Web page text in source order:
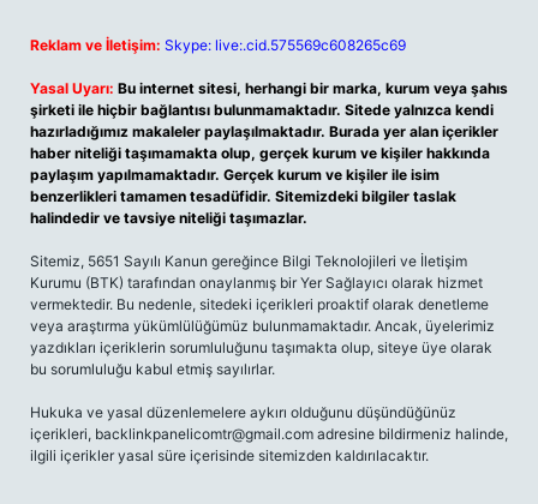
Reklam ve İletişim: Skype: live:.cid.575569c608265c69
Yasal Uyarı: Bu internet sitesi, herhangi bir marka, kurum veya şahıs
şirketi ile hiçbir bağlantısı bulunmamaktadır. Sitede yalnızca kendi
hazırladığımız makaleler paylaşılmaktadır. Burada yer alan içerikler
haber niteliği taşımamakta olup, gerçek kurum ve kişiler hakkında
paylaşım yapılmamaktadır. Gerçek kurum ve kişiler ile isim
benzerlikleri tamamen tesadüfidir. Sitemizdeki bilgiler taslak
halindedir ve tavsiye niteliği taşımazlar.
Sitemiz, 5651 Sayılı Kanun gereğince Bilgi Teknolojileri ve İletişim
Kurumu (BTK) tarafından onaylanmış bir Yer Sağlayıcı olarak hizmet
vermektedir. Bu nedenle, sitedeki içerikleri proaktif olarak denetleme
veya araştırma yükümlülüğümüz bulunmamaktadır. Ancak, üyelerimiz
yazdıkları içeriklerin sorumluluğunu taşımakta olup, siteye üye olarak
bu sorumluluğu kabul etmiş sayılırlar.
Hukuka ve yasal düzenlemelere aykırı olduğunu düşündüğünüz
içerikleri, backlinkpanelicomtr@gmail.com adresine bildirmeniz halinde,
ilgili içerikler yasal süre içerisinde sitemizden kaldırılacaktır.